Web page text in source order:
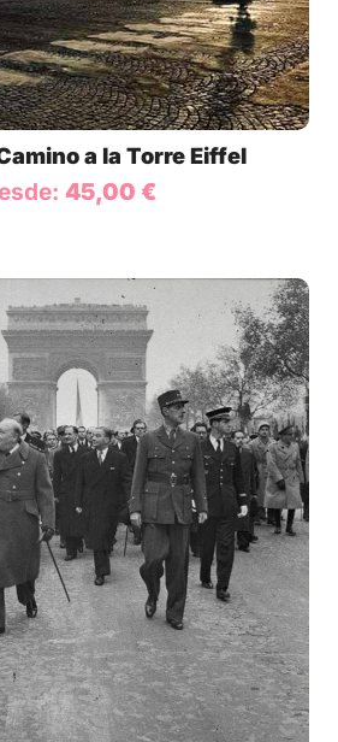
a la Torre Eiffel
45,00 €